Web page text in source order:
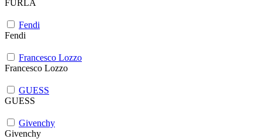
FURLA
Fendi
Fendi
Francesco Lozzo
Francesco Lozzo
GUESS
GUESS
Givenchy
Givenchy